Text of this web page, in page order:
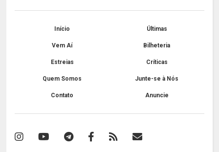
Início Últimas
Vem Aí Bilheteria
Estreias Críticas
Quem Somos Junte-se à Nós
Contato Anuncie